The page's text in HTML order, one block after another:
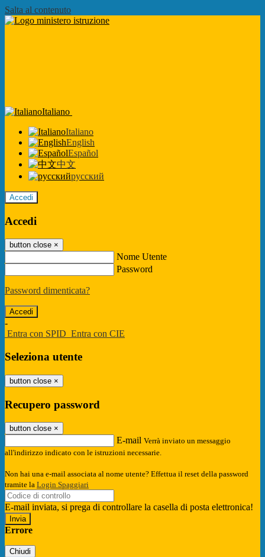
Salta al contenuto
Italiano
Italiano
English
Español
中文
русский
Accedi
Accedi
button close ×
Nome Utente
Password
Password dimenticata?
-
Entra con SPID Entra con CIE
Seleziona utente
button close ×
Recupero password
button close ×
E-mail Verrà inviato un messaggio
all'indirizzo indicato con le istruzioni necessarie.
Non hai una e-mail associata al nome utente? Effettua il reset della password
tramite la Login Spaggiari
E-mail inviata, si prega di controllare la casella di posta elettronica!
Errore
Chiudi